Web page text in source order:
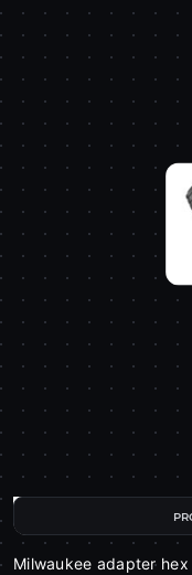
Milwaukee adapter